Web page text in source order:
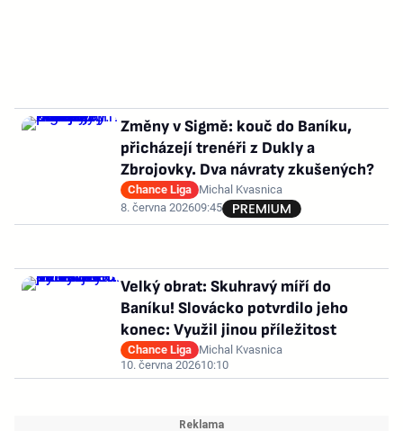
Změny v Sigmě: kouč do Baníku,
přicházejí trenéři z Dukly a
Zbrojovky. Dva návraty zkušených?
Chance Liga Michal Kvasnica
8. června 202609:45
Velký obrat: Skuhravý míří do
Baníku! Slovácko potvrdilo jeho
konec: Využil jinou příležitost
Chance Liga Michal Kvasnica
10. června 202610:10